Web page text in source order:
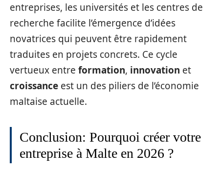
entreprises, les universités et les centres de
recherche facilite l’émergence d’idées
novatrices qui peuvent être rapidement
traduites en projets concrets. Ce cycle
vertueux entre formation, innovation et
croissance est un des piliers de l’économie
maltaise actuelle.
Conclusion: Pourquoi créer votre
entreprise à Malte en 2026 ?